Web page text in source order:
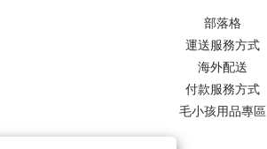
部落格
運送服務方式
海外配送
付款服務方式
毛小孩用品專區